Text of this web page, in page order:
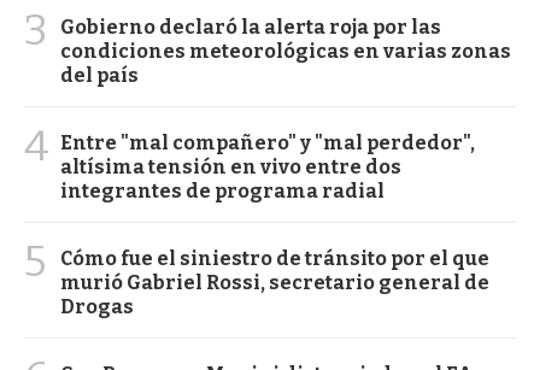
3
Gobierno declaró la alerta roja por las
condiciones meteorológicas en varias zonas
del país
4 Entre "mal compañero" y "mal perdedor",
altísima tensión en vivo entre dos
integrantes de programa radial
5
Cómo fue el siniestro de tránsito por el que
murió Gabriel Rossi, secretario general de
Drogas